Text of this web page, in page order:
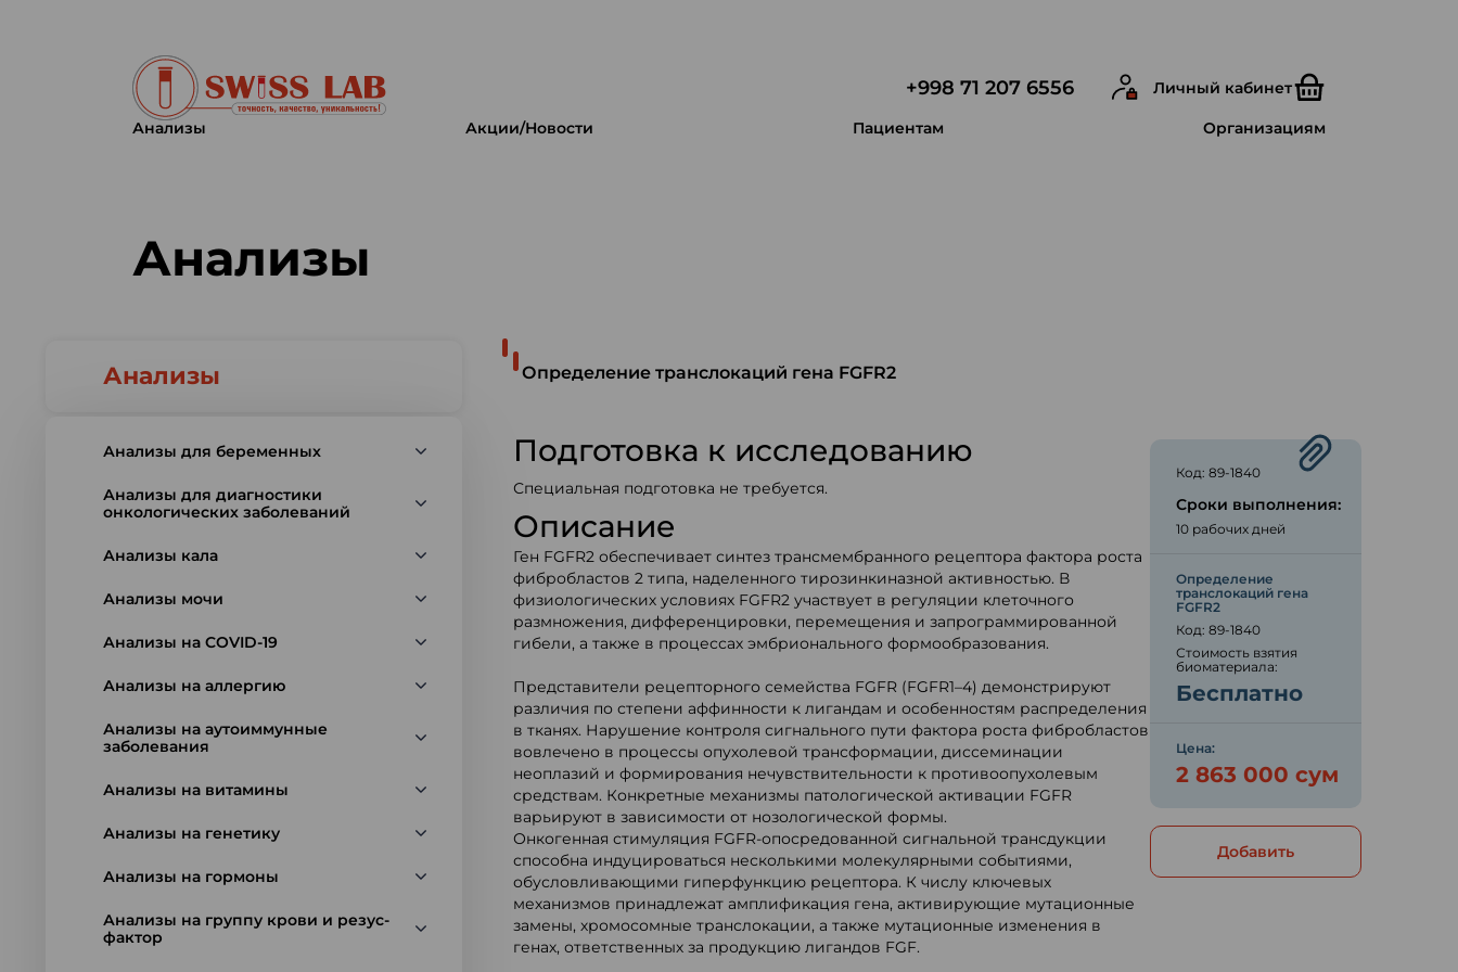
+998 71 207 6556 Личный кабинет
Анализы Акции/Новости Пациентам Организациям
Анализы
Анализы
Анализы для беременных
Анализы для диагностики
онкологических заболеваний
Анализы кала
Анализы мочи
Анализы на COVID-19
Анализы на аллергию
Анализы на аутоиммунные
заболевания
Анализы на витамины
Анализы на генетику
Анализы на гормоны
Анализы на группу крови и резус-
фактор
Определение транслокаций гена FGFR2
Подготовка к исследованию
Специальная подготовка не требуется.
Описание
Ген FGFR2 обеспечивает синтез трансмембранного рецептора фактора роста
фибробластов 2 типа, наделенного тирозинкиназной активностью. В
физиологических условиях FGFR2 участвует в регуляции клеточного
размножения, дифференцировки, перемещения и запрограммированной
гибели, а также в процессах эмбрионального формообразования.
Представители рецепторного семейства FGFR (FGFR1–4) демонстрируют
различия по степени аффинности к лигандам и особенностям распределения
в тканях. Нарушение контроля сигнального пути фактора роста фибробластов
вовлечено в процессы опухолевой трансформации, диссеминации
неоплазий и формирования нечувствительности к противоопухолевым
средствам. Конкретные механизмы патологической активации FGFR
варьируют в зависимости от нозологической формы.
Онкогенная стимуляция FGFR-опосредованной сигнальной трансдукции
способна индуцироваться несколькими молекулярными событиями,
обусловливающими гиперфункцию рецептора. К числу ключевых
механизмов принадлежат амплификация гена, активирующие мутационные
замены, хромосомные транслокации, а также мутационные изменения в
генах, ответственных за продукцию лигандов FGF.
Код: 89-1840
Сроки выполнения:
10 рабочих дней
Определение
транслокаций гена
FGFR2
Код: 89-1840
Стоимость взятия
биоматериала:
Бесплатно
Цена:
2 863 000 сум
Добавить